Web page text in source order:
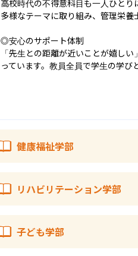
高校時代の不得意科目も一人ひと
多様なテーマに取り組み、管理栄養
◎安心のサポート体制
「先生との距離が近いことが嬉し
っています。教員全員で学生の学び
健康福祉学部
リハビリテーション学部
子ども学部